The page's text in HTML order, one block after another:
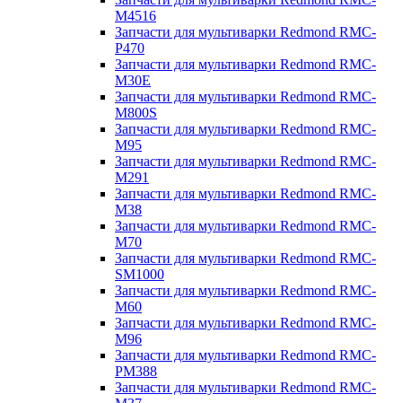
M4516
Запчасти для мультиварки Redmond RMC-
P470
Запчасти для мультиварки Redmond RMC-
M30E
Запчасти для мультиварки Redmond RMC-
M800S
Запчасти для мультиварки Redmond RMC-
M95
Запчасти для мультиварки Redmond RMC-
M291
Запчасти для мультиварки Redmond RMC-
M38
Запчасти для мультиварки Redmond RMC-
M70
Запчасти для мультиварки Redmond RMC-
SM1000
Запчасти для мультиварки Redmond RMC-
M60
Запчасти для мультиварки Redmond RMC-
M96
Запчасти для мультиварки Redmond RMC-
PM388
Запчасти для мультиварки Redmond RMC-